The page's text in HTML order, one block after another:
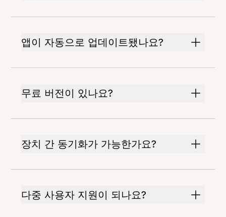
앱이 자동으로 업데이트됐나요?
무료 버전이 있나요?
장치 간 동기화가 가능한가요?
다중 사용자 지원이 되나요?